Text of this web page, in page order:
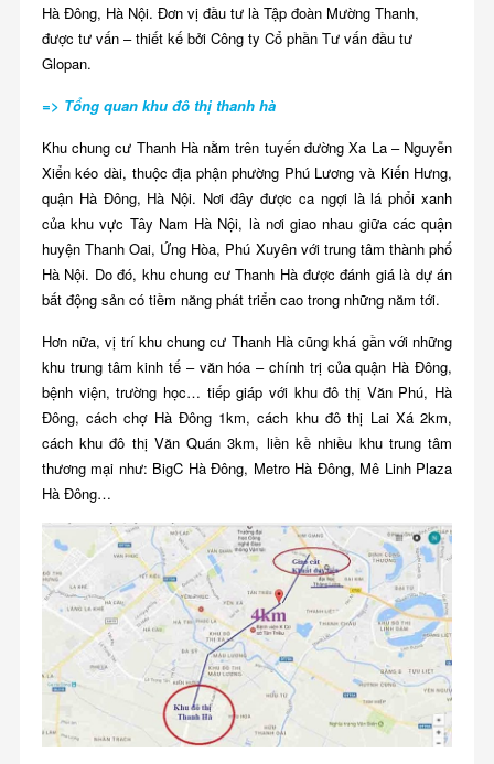
Hà Đông, Hà Nội. Đơn vị đầu tư là Tập đoàn Mường Thanh,
được tư vấn – thiết kế bởi Công ty Cổ phần Tư vấn đầu tư
Glopan.
=> Tổng quan khu đô thị thanh hà
Khu chung cư Thanh Hà nằm trên tuyến đường Xa La – Nguyễn
Xiển kéo dài, thuộc địa phận phường Phú Lương và Kiến Hưng,
quận Hà Đông, Hà Nội. Nơi đây được ca ngợi là lá phổi xanh
của khu vực Tây Nam Hà Nội, là nơi giao nhau giữa các quận
huyện Thanh Oai, Ứng Hòa, Phú Xuyên với trung tâm thành phố
Hà Nội. Do đó, khu chung cư Thanh Hà được đánh giá là dự án
bất động sản có tiềm năng phát triển cao trong những năm tới.
Hơn nữa, vị trí khu chung cư Thanh Hà cũng khá gần với những
khu trung tâm kinh tế – văn hóa – chính trị của quận Hà Đông,
bệnh viện, trường học… tiếp giáp với khu đô thị Văn Phú, Hà
Đông, cách chợ Hà Đông 1km, cách khu đô thị Lai Xá 2km,
cách khu đô thị Văn Quán 3km, liền kề nhiều khu trung tâm
thương mại như: BigC Hà Đông, Metro Hà Đông, Mê Linh Plaza
Hà Đông…